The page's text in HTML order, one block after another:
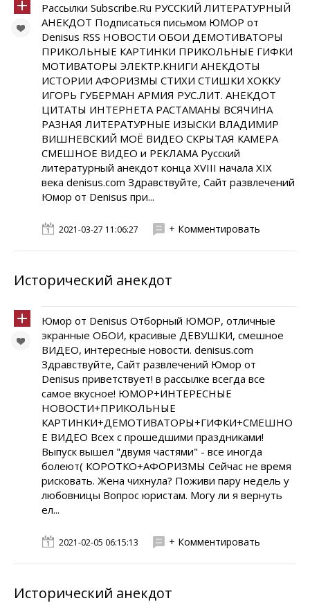
Рассылки Subscribe.Ru РУССКИЙ ЛИТЕРАТУРНЫЙ
АНЕКДОТ Подписаться письмом ЮМОР от
Denisus RSS НОВОСТИ ОБОИ ДЕМОТИВАТОРЫ
ПРИКОЛЬНЫЕ КАРТИНКИ ПРИКОЛЬНЫЕ ГИФКИ
МОТИВАТОРЫ ЭЛЕКТР.КНИГИ АНЕКДОТЫ
ИСТОРИИ АФОРИЗМЫ СТИХИ СТИШКИ ХОККУ
ИГОРЬ ГУБЕРМАН АРМИЯ РУС.ЛИТ. АНЕКДОТ
ЦИТАТЫ ИНТЕРНЕТА РАСТАМАНЫ ВСЯЧИНА
РАЗНАЯ ЛИТЕРАТУРНЫЕ ИЗЫСКИ ВЛАДИМИР
ВИШНЕВСКИЙ МОЁ ВИДЕО СКРЫТАЯ КАМЕРА
СМЕШНОЕ ВИДЕО и РЕКЛАМА Русский
литературный анекдот конца XVIII начала XIX
века denisus.com Здравствуйте, Сайт развлечений
Юмор от Denisus при...
2021-03-27 11:06:27 + Комментировать
Исторический анекдот
Юмор от Denisus Отборный ЮМОР, отличные
экранные ОБОИ, красивые ДЕВУШКИ, смешное
ВИДЕО, интересные новости. denisus.com
Здравствуйте, Сайт развлечений Юмор от
Denisus приветствует! в рассылке всегда все
самое вкусное! ЮМОР+ИНТЕРЕСНЫЕ
НОВОСТИ+ПРИКОЛЬНЫЕ
КАРТИНКИ+ДЕМОТИВАТОРЫ+ГИФКИ+СМЕШНО
Е ВИДЕО Всех с прошедшими праздниками!
Выпуск вышел "двумя частями" - все иногда
болеют( КОРОТКО+АФОРИЗМЫ Сейчас не время
рисковать. Жена чихнула? Поживи пару недель у
любовницы Вопрос юристам. Могу ли я вернуть
ел...
2021-02-05 06:15:13 + Комментировать
Исторический анекдот